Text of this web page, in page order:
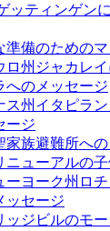
ッティンゲン
準備のための
ロ州ジャカレ
へのメッセージ
ス州イタピラ
ージ
家族避難所へ
ニューアルの
ーヨーク州ロ
ッセージ
ッジビルのモ